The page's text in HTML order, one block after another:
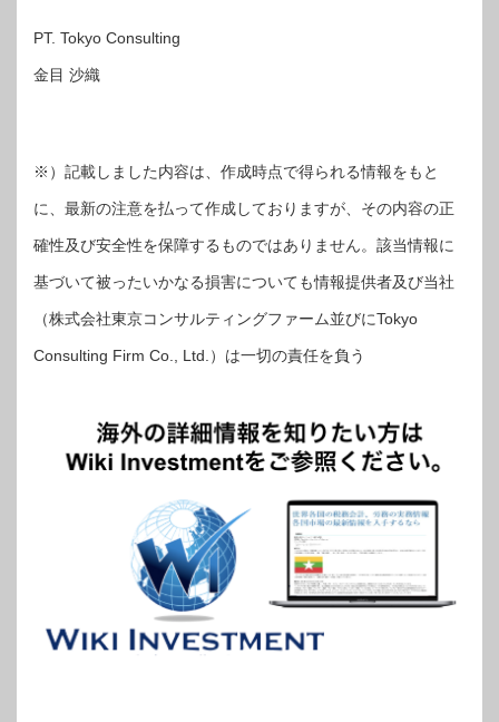
PT. Tokyo Consulting
金目 沙織
※）記載しました内容は、作成時点で得られる情報をもと
に、最新の注意を払って作成しておりますが、その内容の正
確性及び安全性を保障するものではありません。該当情報に
基づいて被ったいかなる損害についても情報提供者及び当社
（株式会社東京コンサルティングファーム並びにTokyo
Consulting Firm Co., Ltd.）は一切の責任を負う